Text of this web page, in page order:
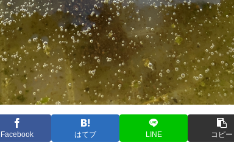
Facebook はてブ LINE コピー